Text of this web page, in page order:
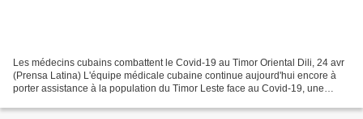
Les médecins cubains combattent le Covid-19 au Timor Oriental Dili, 24 avr
(Prensa Latina) L'équipe médicale cubaine continue aujourd'hui encore à
porter assistance à la population du Timor Leste face au Covid-19, une